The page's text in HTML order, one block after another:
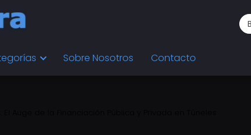
Sobre Nosotros Contacto